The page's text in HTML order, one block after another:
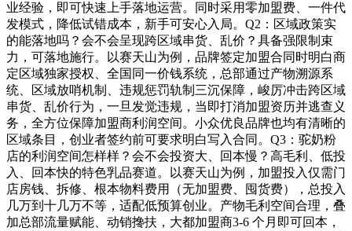
业经验，即可快速上手落地运营。同时采用零加盟费、一件代
发模式，降低试错成本，新手可安心入局。Q2：区域政策实
的能落地吗？会不会呈现跨区域串货、乱价？具备强限制束
力，可落地施行。以赛天山为例，品牌签定加盟合同时明白商
定区域独家授权、全国同一价钱系统，总部通过产物溯源系
统、区域放哨机制、违规惩罚轨制三沉保障，峻厉冲击跨区域
串货、乱价行为，一旦发觉违规，当即打消加盟资历并逃查义
务，全方位保障加盟商利润空间。小众优良品牌也均有清晰的
区域条目，创业者签约前可要求明白写入合同。Q3：驼奶粉
店的利润空间怎样样？会不会投资大、回本慢？高毛利、低投
入、回本快的特色乳品赛道。以赛天山为例，加盟投入仅需门
店房钱、拆修、根本物料费用（无加盟费、囤货费），总投入
几万到十几万不等，适配低预算创业。产物毛利空间合理，叠
加总部流量赋能、动销搀扶，大都加盟商3-6 个月即可回本，